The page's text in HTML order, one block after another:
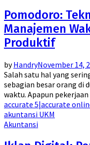
Pomodoro:
Manajemen
Produktif
byHandryNovember 14,
Salah satu hal yang
sebagian besar orang di
waktu. Apapun
accurate 5|accurate
akuntansi UKM
Akuntansi